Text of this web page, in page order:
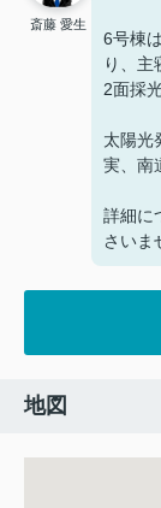
斎藤 愛生
6号棟
り、主
2面採
太陽光
実、南
詳細に
さいま
地図